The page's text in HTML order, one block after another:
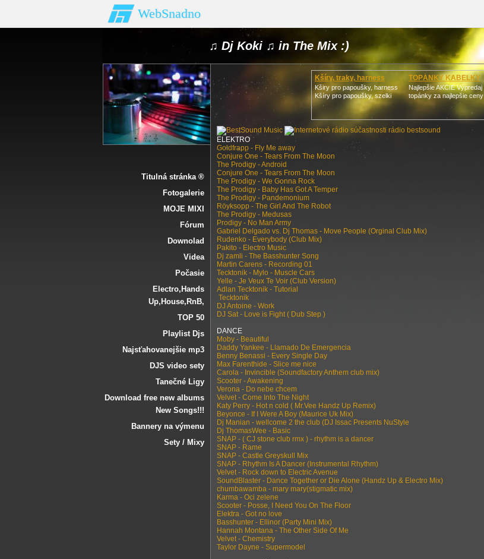
WebSnadno
♫ Dj Koki ♫ in The Mix :)
Titulná stránka ®
Fotogalerie
MOJE MIXI
Fórum
Downolad
Videa
Počasie
Electro‚Hands
Up‚House‚RnB‚
TOP 50
Playlist Djs
Najsťahovanejšie mp3
DJS video sety
Tanečné Ligy
Download free new albums
New Songs!!!
Bannery na výmenu
Sety / Mixy
Kšíry, traky, harness
Kširy pro papoušky, harness
Kšíry pro papoušky, szelki
TOPÁNKY KABELKY
Najlepšie AKCIE Výpredaj
topánky za najlepšie ceny
ELEKTRO
Goldfrapp - Fly Me away
Conjure One - Tears From The Moon
The Prodigy - Android
Conjure One - Tears From The Moon
The Prodigy - We Gonna Rock
The Prodigy - Baby Has Got A Temper
The Prodigy - Pandemonium
Röyksopp - The Girl And The Robot
The Prodigy - Medusas
Prodigy - No Man Army
Gabriel Delgado vs. Dj Thomas - Move People (Orginal Club Mix)
Rudenko - Everybody (Club Mix)
Pakito - Electro Music
Dj zamli - The Basshunter Song
Martin Carens - Recording 01
Tecktonik - Mylo - Muscle Cars
Yelle - Je Veux Te Voir (Club Version)
Adlan Tecktonik - Tutorial
Tecktonik
DJ Antoine - Work
DJ Sat - Love is Fight ( Dub Step )
DANCE
Moby - Beautiful
Daddy Yankee - Llamado De Emergencia
Benny Benassi - Every Single Day
Max Farenthide - Slice me nice
Carola - Invincible (Soundfactory Anthem club mix)
Scooter - Awakening
Verona - Do nebe chcem
Velvet - Come Into The Night
Katy Perry - Hot n cold ( Mr.Vee Handz Up Remix)
Beyonce - If I Were A Boy (Maurice Uk Mix)
Dj Manian - wellcome 2 the club (DJ Issac Presents NuStyle
Dj ThomasWee - Basic
SNAP - ( CJ stone club rmx ) - rhythm is a dancer
SNAP - Rame
SNAP - Castle Greyskull Mix
SNAP - Rhythm Is A Dancer (Instrumental Rhythm)
Velvet - Rock down to Electric Avenue
SoundBlaster - Dance Together or Die Alone (Handz Up & Electro Mix)
chumbawamba - mary mary(stigmatic mix)
Karma - Oci zelene
Scooter - Posse, I Need You On The Floor
Elektra - Got no love
Basshunter - Ellinor (Party Mini Mix)
Hannah Montana - The Other Side Of Me
Velvet - Chemistry
Taylor Dayne - Supermodel